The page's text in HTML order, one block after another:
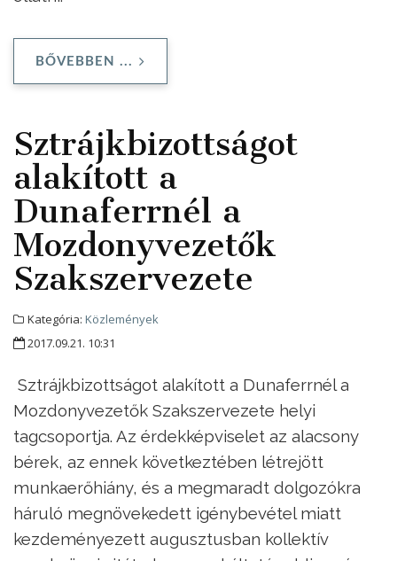
BŐVEBBEN ...
Sztrájkbizottságot
alakított a
Dunaferrnél a
Mozdonyvezetők
Szakszervezete
Kategória: Közlemények
2017.09.21. 10:31
Sztrájkbizottságot alakított a Dunaferrnél a
Mozdonyvezetők Szakszervezete helyi
tagcsoportja. Az érdekképviselet az alacsony
bérek, az ennek következtében létrejött
munkaerőhiány, és a megmaradt dolgozókra
háruló megnövekedett igénybevétel miatt
kezdeményezett augusztusban kollektív